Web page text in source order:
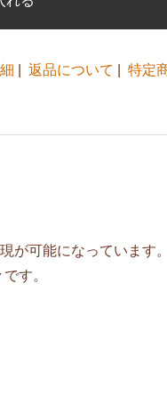
返品について 特定
が可能になっています
す。